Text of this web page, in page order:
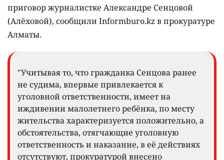
приговор журналистке Александре Сенцовой
(Алёховой), сообщили Informburo.kz в прокуратуре
Алматы.
"Учитывая то, что гражданка Сенцова ранее
не судима, впервые привлекается к
уголовной ответственности, имеет на
иждивении малолетнего ребёнка, по месту
жительства характеризуется положительно, а
обстоятельства, отягчающие уголовную
ответственность и наказание, в её действиях
отсутствуют, прокуратурой внесено